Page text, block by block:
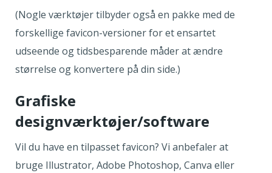
(Nogle værktøjer tilbyder også en pakke med de
forskellige favicon-versioner for et ensartet
udseende og tidsbesparende måder at ændre
størrelse og konvertere på din side.)
Grafiske
designværktøjer/software
Vil du have en tilpasset favicon? Vi anbefaler at
bruge Illustrator, Adobe Photoshop, Canva eller